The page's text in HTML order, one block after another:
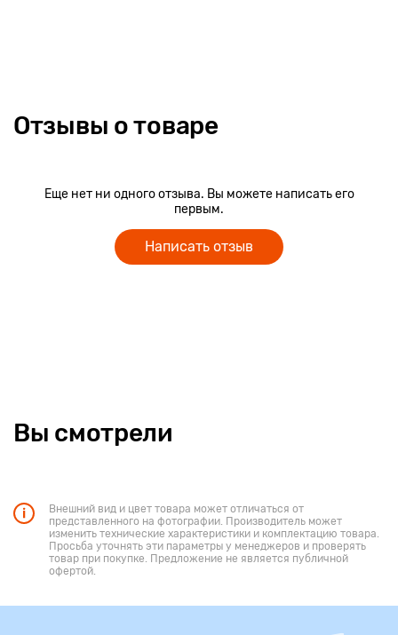
Отзывы о товаре
Еще нет ни одного отзыва. Вы можете написать его
первым.
Написать отзыв
Вы смотрели
Внешний вид и цвет товара может отличаться от
представленного на фотографии. Производитель может
изменить технические характеристики и комплектацию товара.
Просьба уточнять эти параметры у менеджеров и проверять
товар при покупке. Предложение не является публичной
офертой.